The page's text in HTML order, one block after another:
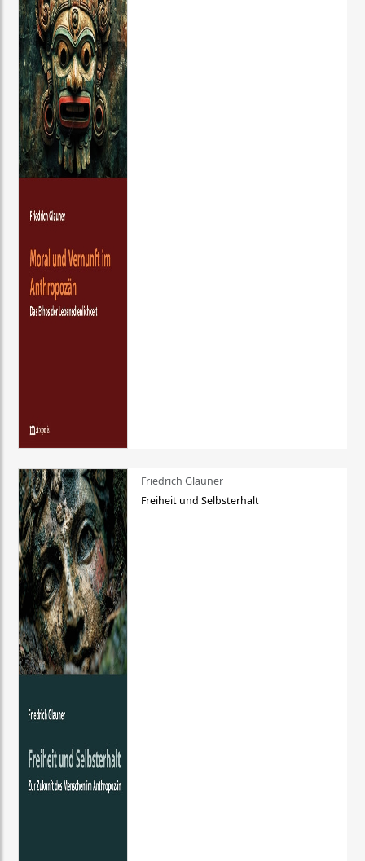
Friedrich Glauner
Freiheit und Selbsterhalt